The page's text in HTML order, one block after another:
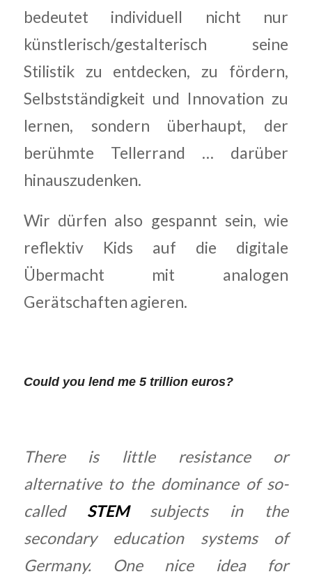
bedeutet individuell nicht nur
künstlerisch/gestalterisch seine
Stilistik zu entdecken, zu fördern,
Selbstständigkeit und Innovation zu
lernen, sondern überhaupt, der
berühmte Tellerrand … darüber
hinauszudenken.
Wir dürfen also gespannt sein, wie
reflektiv Kids auf die digitale
Übermacht mit analogen
Gerätschaften agieren.
Could you lend me 5 trillion euros?
There is little resistance or
alternative to the dominance of so-
called STEMsubjects in the
secondary education systems of
Germany. One nice idea for